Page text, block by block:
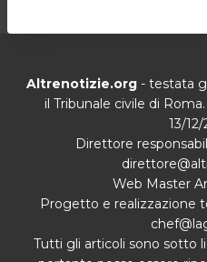
Altrenotizie.org- testata
il Tribunale civile di
13/
Direttore
Web Master
Progetto e realizzazione
Tutti gli articoli sono sotto